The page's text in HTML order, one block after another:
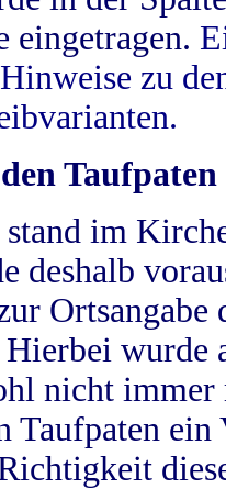
eingetragen.
zu
Taufpaten
im
deshalb
wurde
nicht
Taufpaten